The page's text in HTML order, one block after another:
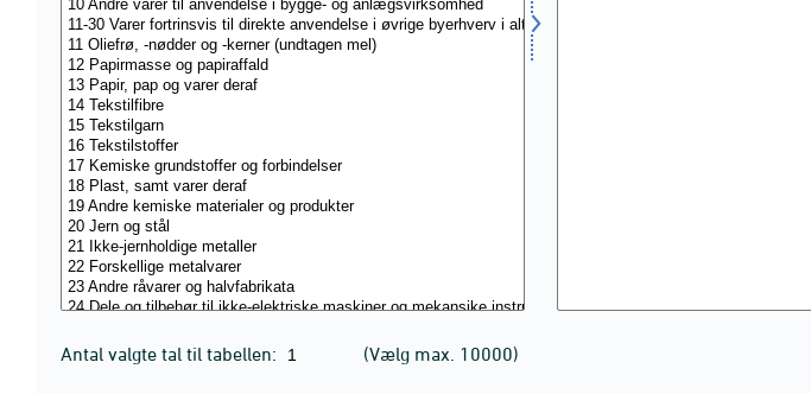
Antal valgte tal til tabellen: (Vælg max. 10000)